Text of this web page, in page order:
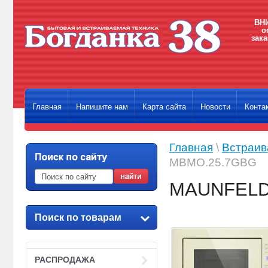
Главная Напишите нам Карта сайта Новости
Поиск по товарам
РАСПРОДАЖА
Главная \
MBMO.25.7GBG